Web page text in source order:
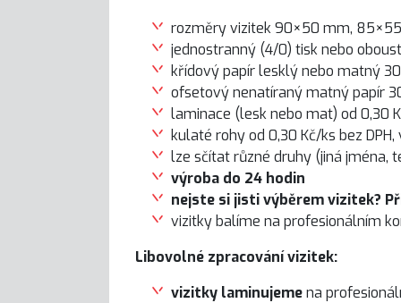
rozměry vizitek 90×50 mm,
jednostranný (4/0) tisk nebo
křídový papír lesklý nebo matný
ofsetový nenatíraný matný papír
laminace (lesk nebo mat) od 0,30
kulaté rohy od 0,30 Kč/ks bez DPH,
lze sčítat různé druhy (jiná jména,
výroba do 24 hodin
nejste si jisti výběrem vizitek?
vizitky balíme na profesionálním
Libovolné zpracování vizitek:
vizitky laminujemena